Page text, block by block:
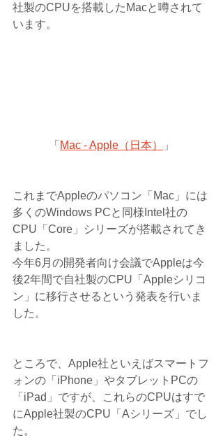
社製のCPUを搭載したMacと噂されて
います。
「 Mac - Apple（日本） 」
これまでAppleのパソコン「Mac」には
多くのWindows PCと同様Intel社の
CPU「Core」シリーズが搭載されてき
ました。
今年6月の開発者向け会議でAppleは今
後2年間で自社製のCPU「Appleシリコ
ン」に移行させるという発表を行いま
した。
ところで、Apple社といえばスマートフ
ォンの「iPhone」やタブレットPCの
「iPad」ですが、これらのCPUはすで
にApple社製のCPU「Aシリーズ」でし
た。